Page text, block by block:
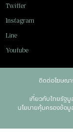
Twitter
Instagram
Line
Youtube
ติดต่อโฆษณา
เกี่ยวกับไทยรัฐมู
นโยบายคุ้มครองข้อ